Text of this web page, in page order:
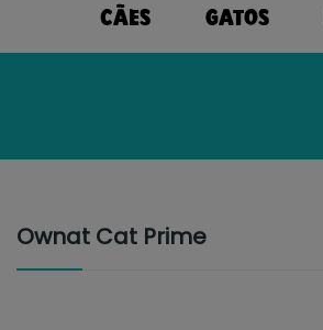
CÃES GATOS
Ownat Cat Prime